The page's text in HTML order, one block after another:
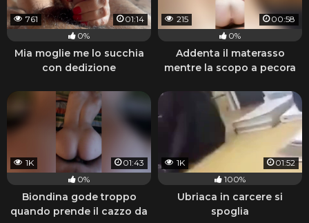
761
01:14
0%
Mia moglie me lo succhia
con dedizione
215
00:58
0%
Addenta il materasso
mentre la scopo a pecora
1K
01:43
0%
Biondina gode troppo
quando prende il cazzo da
1K
01:52
100%
Ubriaca in carcere si
spoglia